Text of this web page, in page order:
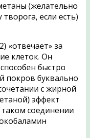
(желательно
если есть)
«отвечает» за
клеток. Он
быстро
покров буквально
с жирной
эффект
соединении